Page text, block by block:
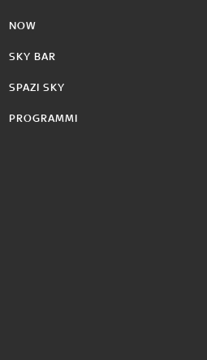
NOW
SKY BAR
SPAZI SKY
PROGRAMMI